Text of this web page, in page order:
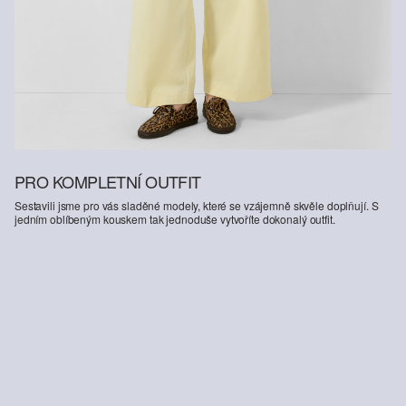
PRO KOMPLETNÍ OUTFIT
Sestavili jsme pro vás sladěné modely, které se vzájemně skvěle doplňují. S
jedním oblíbeným kouskem tak jednoduše vytvoříte dokonalý outfit.